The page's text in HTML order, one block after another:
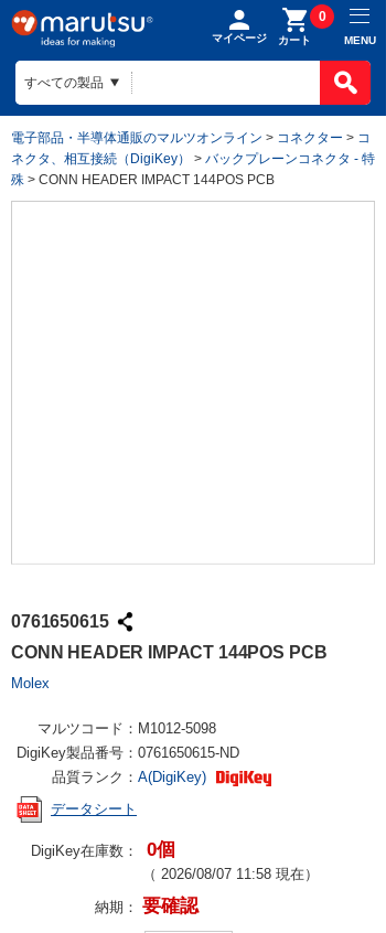
マイページ カート
0
MENU
電子部品・半導体通販のマルツオンライン > コネクター > コ
ネクタ、相互接続（DigiKey）
> バックプレーンコネクタ - 特
殊 > CONN HEADER IMPACT 144POS PCB
0761650615
CONN HEADER IMPACT 144POS PCB
Molex
マルツコード： M1012-5098
DigiKey製品番号： 0761650615-ND
品質ランク： A(DigiKey)
データシート
DigiKey在庫数： 0個
（ 2026/08/07 11:58 現在）
納期： 要確認